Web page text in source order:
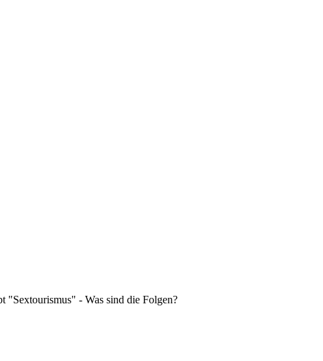
"Sextourismus" - Was sind die Folgen?